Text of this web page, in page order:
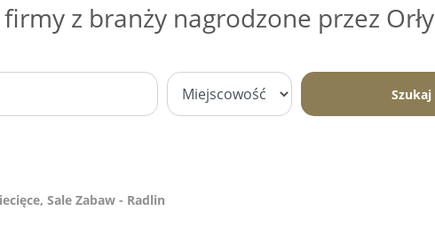
z branży nagrodzone przez Orły
Szukaj
Sale Zabaw - Radlin